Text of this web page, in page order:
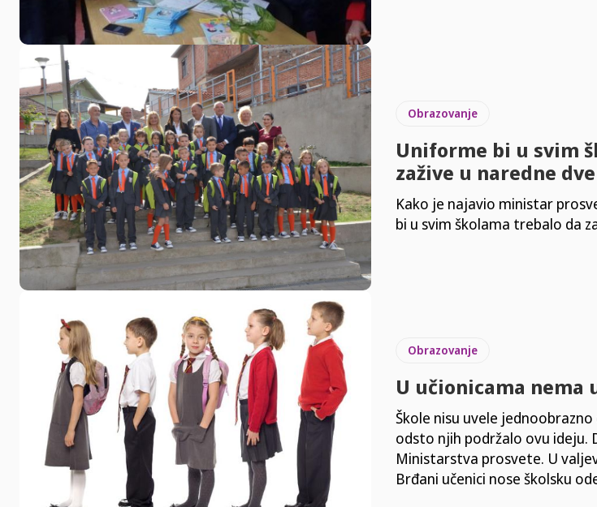
Obrazovanje
Uniforme bi u svim
zažive u naredne
Kako je najavio ministar
bi u svim školama trebalo da
Obrazovanje
U učionicama nema
Škole nisu uvele
odsto njih podržalo ovu ideju.
Ministarstva prosvete. U
Brđani učenici nose školsku